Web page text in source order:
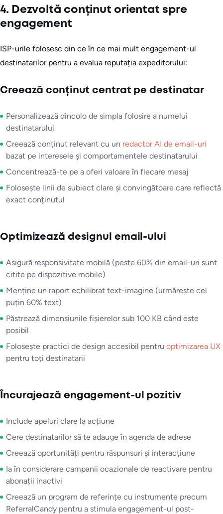
4. Dezvoltă conținut orientat spre
engagement
ISP-urile folosesc din ce în ce mai mult engagement-ul
destinatarilor pentru a evalua reputația expeditorului:
Creează conținut centrat pe destinatar
Personalizează dincolo de simpla folosire a numelui
destinatarului
Creează conținut relevant cu un redactor AI de email-uri
bazat pe interesele și comportamentele destinatarului
Concentrează-te pe a oferi valoare în fiecare mesaj
Folosește linii de subiect clare și convingătoare care reflectă
exact conținutul
Optimizează designul email-ului
Asigură responsivitate mobilă (peste 60% din email-uri sunt
citite pe dispozitive mobile)
Menține un raport echilibrat text-imagine (urmărește cel
puțin 60% text)
Păstrează dimensiunile fișierelor sub 100 KB când este
posibil
Folosește practici de design accesibil pentru optimizarea UX
pentru toți destinatarii
Încurajează engagement-ul pozitiv
Include apeluri clare la acțiune
Cere destinatarilor să te adauge în agenda de adrese
Creează oportunități pentru răspunsuri și interacțiune
Ia în considerare campanii ocazionale de reactivare pentru
abonații inactivi
Creează un program de referințe cu instrumente precum
ReferralCandy pentru a stimula engagement-ul post-